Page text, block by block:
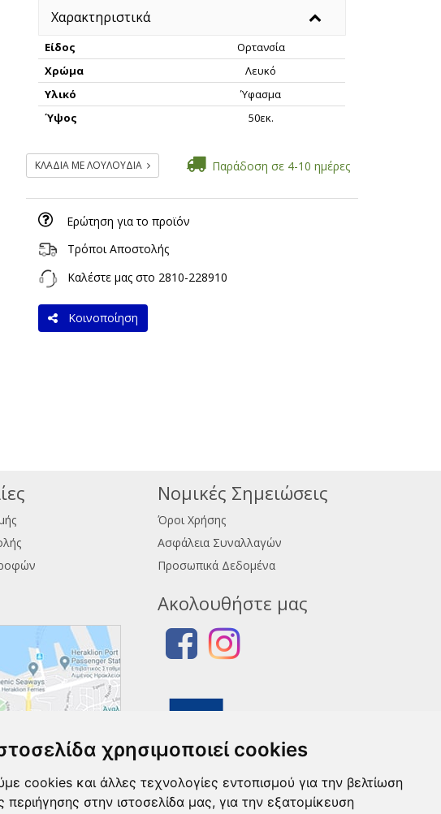
χρησιμοποιεί cookies
cookies και άλλες τεχνολογίες εντοπισμού για την βελτίωση
περιήγησης στην ιστοσελίδα μας, για την εξατομίκευση
Χαρακτηριστικά
Είδος
Ορτανσία
Χρώμα
Λευκό
Υλικό
Ύφασμα
Ύψος
50εκ.
ΚΛΑΔΙΑ ΜΕ ΛΟΥΛΟΥΔΙΑ Παράδοση σε 4-10 ημέρες
Ερώτηση για το προϊόν
Τρόποι Αποστολής
Καλέστε μας στο 2810-228910
Κοινοποίηση
Νομικές Σημειώσεις
Όροι Χρήσης
Ασφάλεια Συναλλαγών
Προσωπικά Δεδομένα
Ακολουθήστε μας